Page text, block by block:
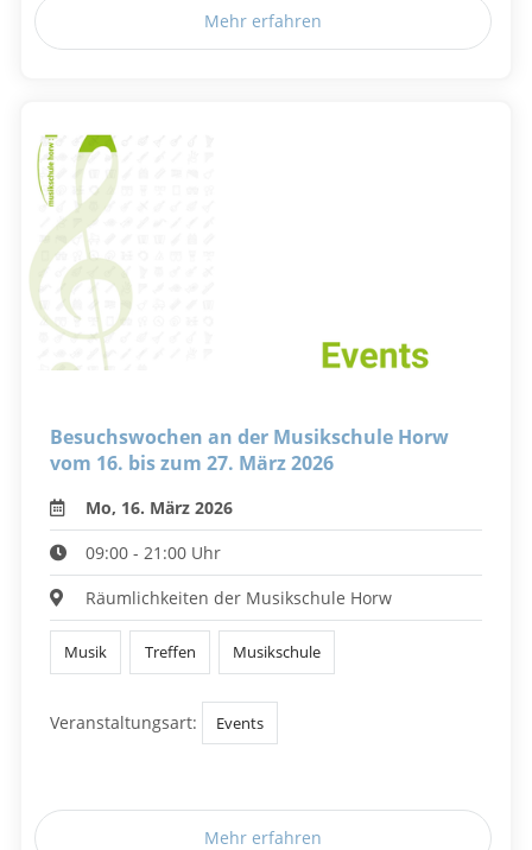
Mehr erfahren
Besuchswochen an der Musikschule Horw
vom 16. bis zum 27. März 2026
Mo, 16. März 2026
09:00 - 21:00 Uhr
Räumlichkeiten der Musikschule Horw
Musik Treffen Musikschule
Veranstaltungsart: Events
Mehr erfahren